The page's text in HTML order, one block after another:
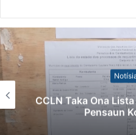
CCLN Taka Ona
Pensaun